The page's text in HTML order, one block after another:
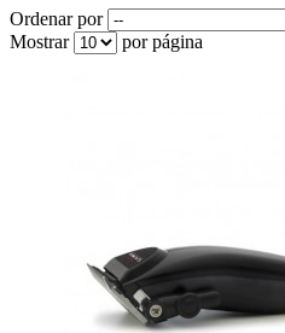
Ordenar por
Mostrar
por página